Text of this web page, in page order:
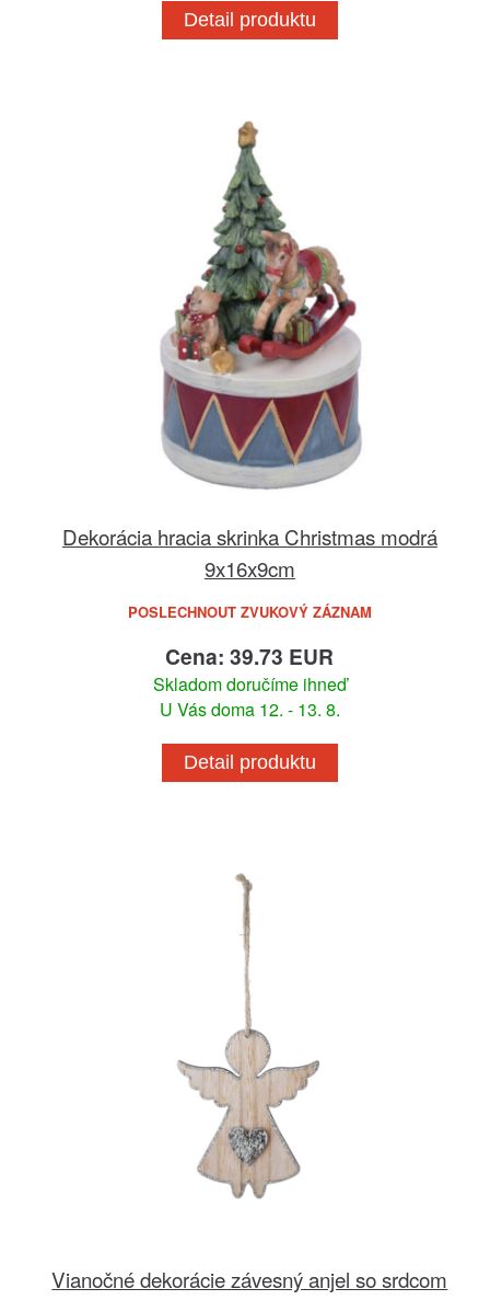
Detail produktu
Dekorácia hracia skrinka Christmas modrá
9x16x9cm
POSLECHNOUT ZVUKOVÝ ZÁZNAM
Cena: 39.73 EUR
Skladom doručíme ihneď
U Vás doma 12. - 13. 8.
Detail produktu
Vianočné dekorácie závesný anjel so srdcom